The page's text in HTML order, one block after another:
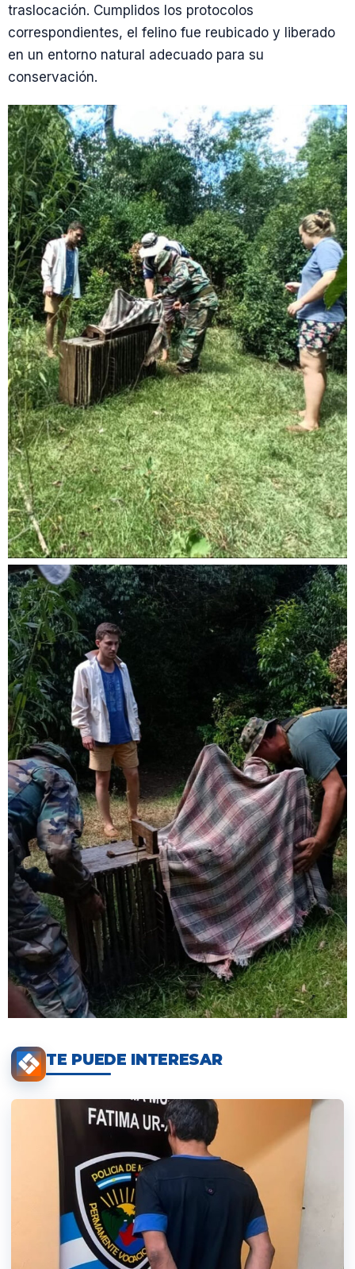
traslocación. Cumplidos los protocolos
correspondientes, el felino fue reubicado y liberado
en un entorno natural adecuado para su
conservación.
TE PUEDE INTERESAR